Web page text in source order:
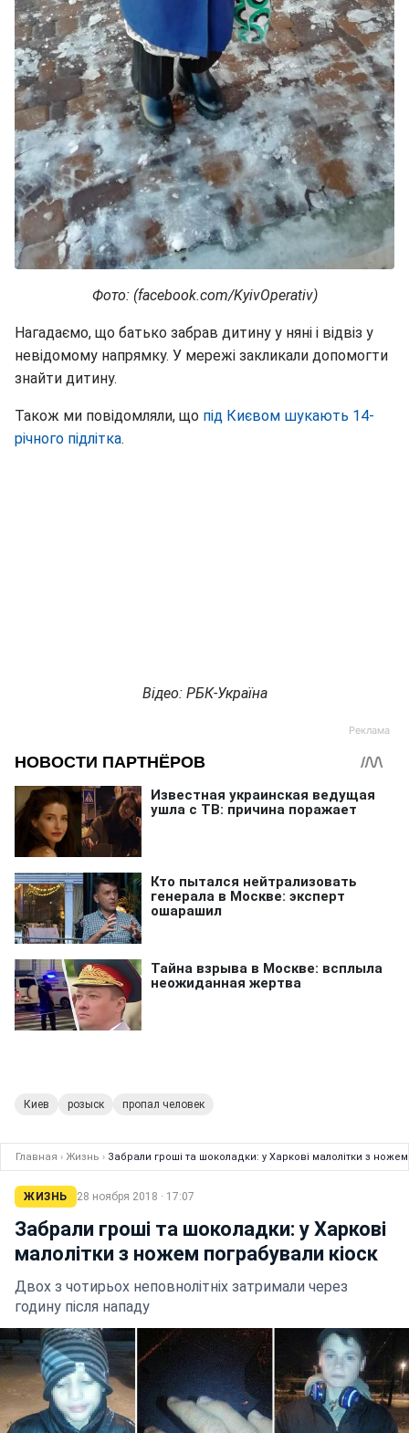
Фото: (facebook.com/KyivOperativ)
Нагадаємо, що батько забрав дитину у няні і відвіз у
невідомому напрямку. У мережі закликали допомогти
знайти дитину.
Також ми повідомляли, що під Києвом шукають 14-
річного підлітка.
Відео: РБК-Україна
Киев розыск пропал человек
Главная › Жизнь › Забрали гроші та шоколадки: у Харкові малолітки з
ЖИЗНЬ 28 ноября 2018 · 17:07
Забрали гроші та шоколадки: у Харкові
малолітки з ножем пограбували кіоск
Двох з чотирьох неповнолітніх затримали через
годину після нападу